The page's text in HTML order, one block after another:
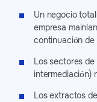
Un negocio
empresa
continuación
Los sectores
intermediación)
Los extractos